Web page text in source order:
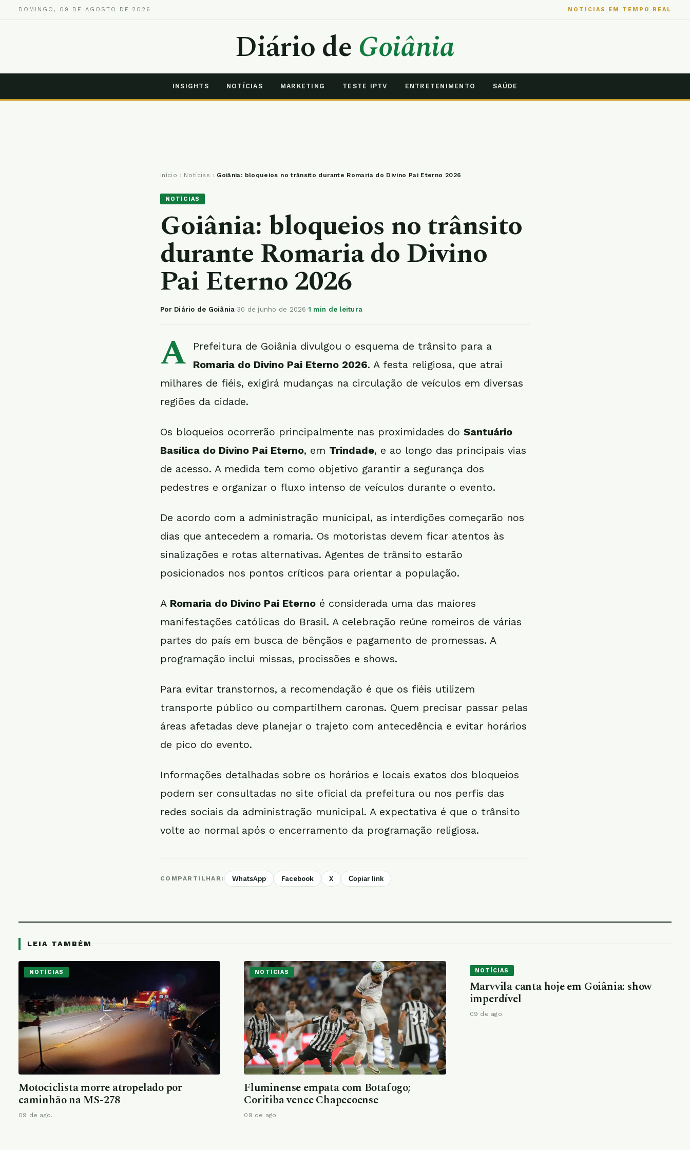
DOMINGO, 09 DE AGOSTO DE 2026 NOTICIAS EM TEMPO REAL
Diário deGoiânia
INSIGHTS NOTÍCIAS MARKETING TESTE IPTV ENTRETENIMENTO SAÚDE
Início › Notícias › Goiânia: bloqueios no trânsito durante Romaria do Divino Pai Eterno 2026
NOTÍCIAS
Goiânia: bloqueios no trânsito
durante Romaria do Divino
Pai Eterno 2026
Por Diário de Goiânia·30 de junho de 2026 ·1 min de leitura
A
Prefeitura de Goiânia divulgou o esquema de trânsito para a
Romaria do Divino Pai Eterno 2026. A festa religiosa, que atrai
milhares de fiéis, exigirá mudanças na circulação de veículos em diversas
regiões da cidade.
Os bloqueios ocorrerão principalmente nas proximidades do Santuário
Basílica do Divino Pai Eterno, em Trindade, e ao longo das principais vias
de acesso. A medida tem como objetivo garantir a segurança dos
pedestres e organizar o fluxo intenso de veículos durante o evento.
De acordo com a administração municipal, as interdições começarão nos
dias que antecedem a romaria. Os motoristas devem ficar atentos às
sinalizações e rotas alternativas. Agentes de trânsito estarão
posicionados nos pontos críticos para orientar a população.
A Romaria do Divino Pai Eterno é considerada uma das maiores
manifestações católicas do Brasil. A celebração reúne romeiros de várias
partes do país em busca de bênçãos e pagamento de promessas. A
programação inclui missas, procissões e shows.
Para evitar transtornos, a recomendação é que os fiéis utilizem
transporte público ou compartilhem caronas. Quem precisar passar pelas
áreas afetadas deve planejar o trajeto com antecedência e evitar horários
de pico do evento.
Informações detalhadas sobre os horários e locais exatos dos bloqueios
podem ser consultadas no site oficial da prefeitura ou nos perfis das
redes sociais da administração municipal. A expectativa é que o trânsito
volte ao normal após o encerramento da programação religiosa.
COMPARTILHAR: WhatsApp Facebook X Copiar link
LEIA TAMBÉM
NOTÍCIAS
Motociclista morre atropelado por
caminhão na MS-278
09 de ago.
NOTÍCIAS
Fluminense empata com Botafogo;
Coritiba vence Chapecoense
09 de ago.
NOTÍCIAS
Marvvila canta hoje em Goiânia: show
imperdível
09 de ago.